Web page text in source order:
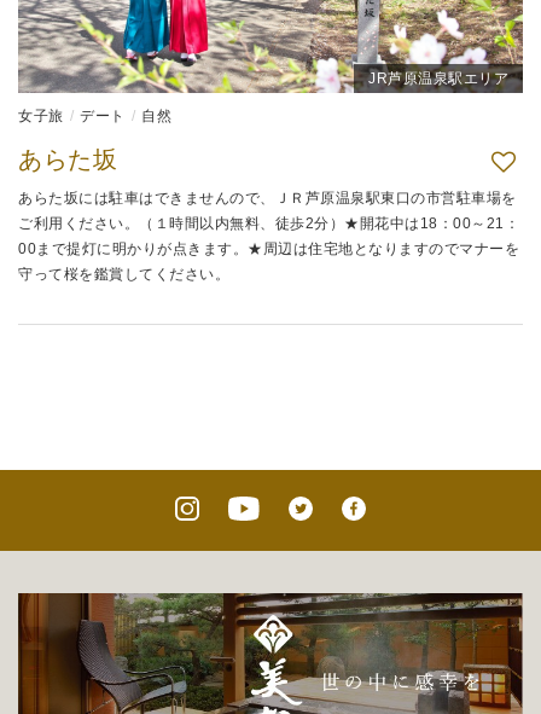
JR芦原温泉駅エリア
女子旅 デート 自然
あらた坂
あらた坂には駐車はできませんので、ＪＲ芦原温泉駅東口の市営駐車場を
ご利用ください。（１時間以内無料、徒歩2分）★開花中は18：00～21：
00まで提灯に明かりが点きます。★周辺は住宅地となりますのでマナーを
守って桜を鑑賞してください。